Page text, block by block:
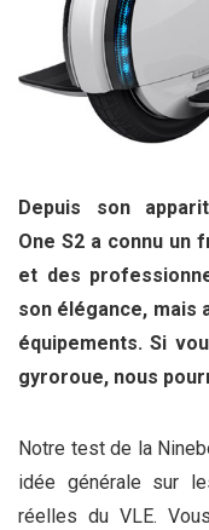
Depuis son
One S2 a connu un
et des
son élégance, mais
équipements. Si
gyroroue, nous
Notre test de la
idée générale sur
réelles du VLE.